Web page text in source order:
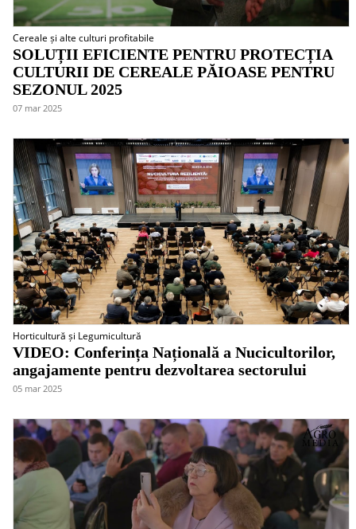
Cereale și alte culturi profitabile
SOLUȚII EFICIENTE PENTRU PROTECȚIA
CULTURII DE CEREALE PĂIOASE PENTRU
SEZONUL 2025
07 mar 2025
Horticultură și Legumicultură
VIDEO: Conferința Națională a Nucicultorilor,
angajamente pentru dezvoltarea sectorului
05 mar 2025